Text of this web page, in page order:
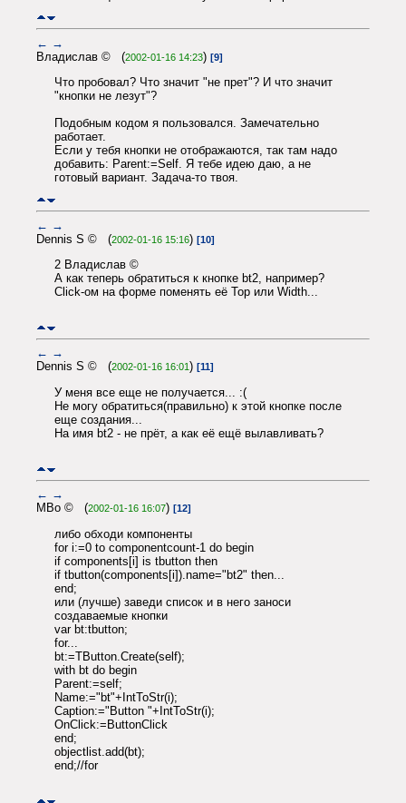
← →
Владислав © (2002-01-16 14:23) [9]
Что пробовал? Что значит "не прет"? И что значит
"кнопки не лезут"?
Подобным кодом я пользовался. Замечательно
работает.
Если у тебя кнопки не отображаются, так там надо
добавить: Parent:=Self. Я тебе идею даю, а не
готовый вариант. Задача-то твоя.
← →
Dennis S © (2002-01-16 15:16) [10]
2 Владислав ©
А как теперь обратиться к кнопке bt2, например?
Click-ом на форме поменять её Top или Width...
← →
Dennis S © (2002-01-16 16:01) [11]
У меня все еще не получается... :(
Не могу обратиться(правильно) к этой кнопке после
еще создания...
На имя bt2 - не прёт, а как её ещё вылавливать?
← →
MBo © (2002-01-16 16:07) [12]
либо обходи компоненты
for i:=0 to componentcount-1 do begin
if components[i] is tbutton then
if tbutton(components[i]).name="bt2" then...
end;
или (лучше) заведи список и в него заноси
создаваемые кнопки
var bt:tbutton;
for...
bt:=TButton.Create(self);
with bt do begin
Parent:=self;
Name:="bt"+IntToStr(i);
Caption:="Button "+IntToStr(i);
OnClick:=ButtonClick
end;
objectlist.add(bt);
end;//for